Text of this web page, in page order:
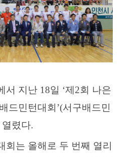
서 지난 18일 ‘제 2회 나은
드민턴대회 ’(서구배드민
열렸다.
회는 올해로 두 번째 열리